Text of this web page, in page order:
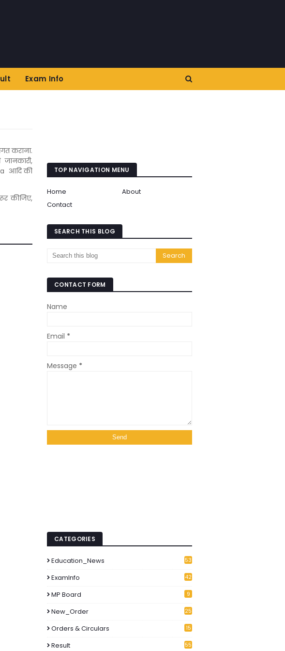
Exam Info
कराना.
आदि की
कीजिए,
TOP NAVIGATION MENU
Home
About
Contact
SEARCH THIS BLOG
CONTACT FORM
Name
Email *
Message *
CATEGORIES
Education_News
53
ExamInfo
42
MP Board 9
New_Order
25
Orders & Circulars
15
Result 55